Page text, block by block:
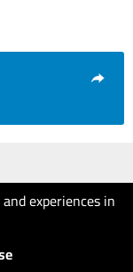
experiences in